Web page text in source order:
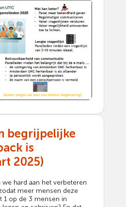
begrijpelijke
is
2025)
hard aan het verbeteren
meer mensen deze
1 op de 3 mensen in